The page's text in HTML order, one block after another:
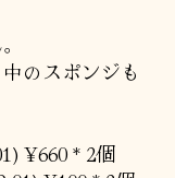
のスポンジも
¥660 * 2個